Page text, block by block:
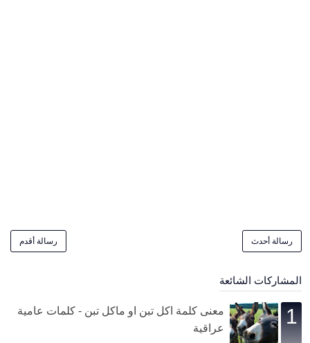
رسالة أحدث رسالة أقدم
المشاركات الشائعة
معنى كلمة اكل تبن او ماكل تبن - كلمات عامية
عراقية